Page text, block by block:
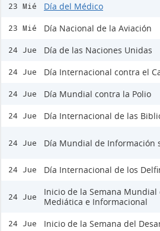
23 Mié Día del Médico
23 Mié Día Nacional de la Aviación
24 Jue Día de las Naciones Unidas
24 Jue Día Internacional contra el
24 Jue Día Mundial contra la Polio
24 Jue Día Internacional de las
24 Jue Día Mundial de Información
24 Jue Día Internacional de los
24 Jue
Inicio de la Semana
Mediática e Informacional
24 Jue Inicio de la Semana del